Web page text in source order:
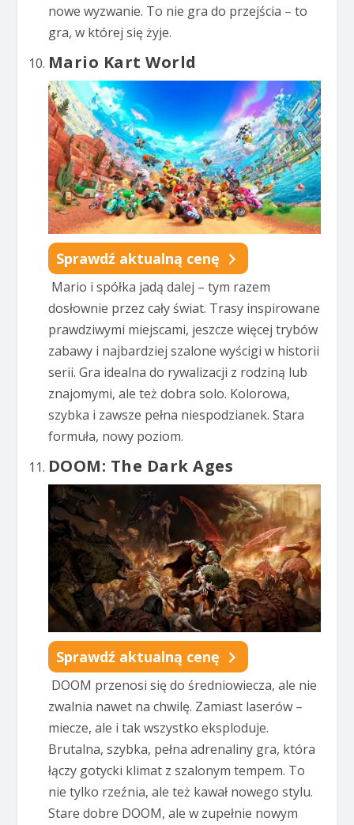
nowe wyzwanie. To nie gra do przejścia – to
gra, w której się żyje.
Mario Kart World
Sprawdź aktualną cenę
Mario i spółka jadą dalej – tym razem
dosłownie przez cały świat. Trasy inspirowane
prawdziwymi miejscami, jeszcze więcej trybów
zabawy i najbardziej szalone wyścigi w historii
serii. Gra idealna do rywalizacji z rodziną lub
znajomymi, ale też dobra solo. Kolorowa,
szybka i zawsze pełna niespodzianek. Stara
formuła, nowy poziom.
DOOM: The Dark Ages
Sprawdź aktualną cenę
DOOM przenosi się do średniowiecza, ale nie
zwalnia nawet na chwilę. Zamiast laserów –
miecze, ale i tak wszystko eksploduje.
Brutalna, szybka, pełna adrenaliny gra, która
łączy gotycki klimat z szalonym tempem. To
nie tylko rzeźnia, ale też kawał nowego stylu.
Stare dobre DOOM, ale w zupełnie nowym